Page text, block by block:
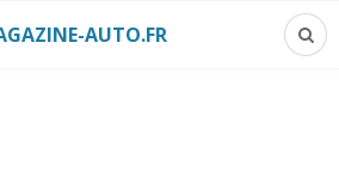
AUTO.FR